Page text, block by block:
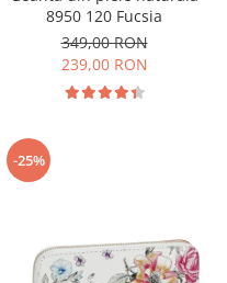
8950 120 Fucsia
349,00 RON
239,00 RON
-25%